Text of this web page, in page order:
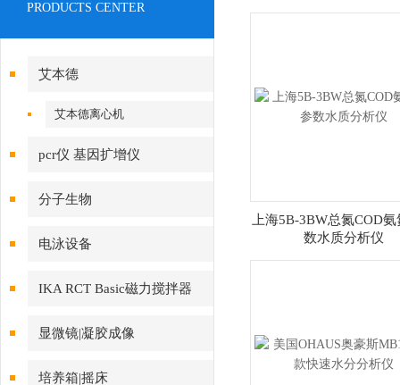
PRODUCTS CENTER
艾本德
艾本德离心机
pcr仪 基因扩增仪
分子生物
电泳设备
IKA RCT Basic磁力搅拌器
显微镜|凝胶成像
培养箱|摇床
上海5B-3BW总氮COD
数水质分析仪